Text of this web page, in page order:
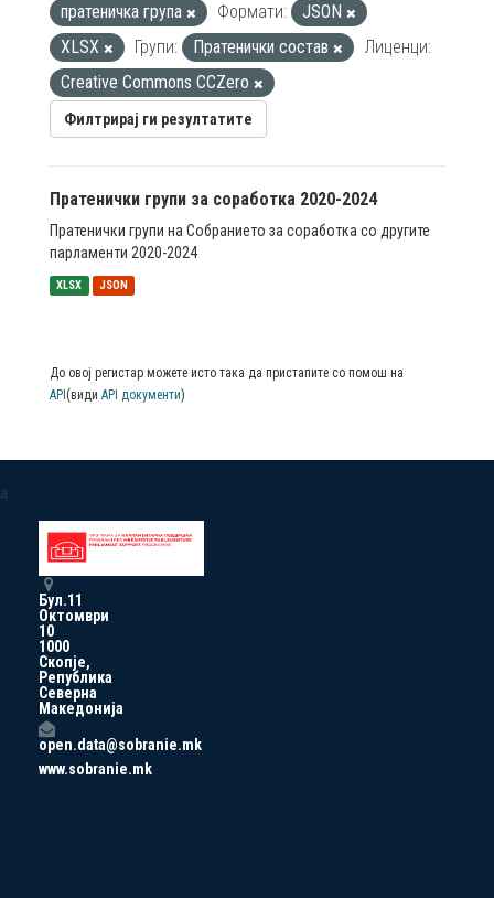
пратеничка група
Формати:
JSON
XLSX
Групи: Пратенички состав
Лиценци:
Creative Commons CCZero
Филтрирај ги резултатите
Пратенички групи за соработка 2020-2024
Пратенички групи на Собранието за соработка со другите
парламенти 2020-2024
XLSX JSON
До овој регистар можете исто така да пристапите со помош на
API (види API документи)
a
Бул.11
Октомври
10
1000
Скопје,
Република
Северна
Македонија
open.data@sobranie.mk
www.sobranie.mk